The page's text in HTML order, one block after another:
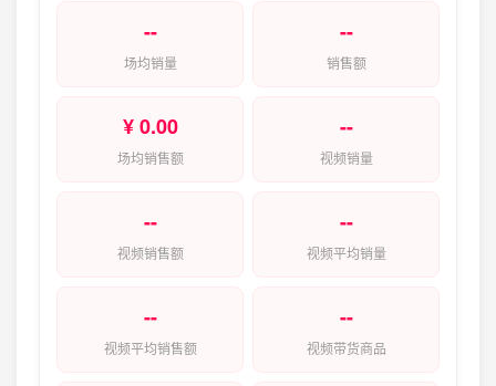
--
场均销量
--
销售额
¥ 0.00
场均销售额
--
视频销量
--
视频销售额
--
视频平均销量
--
视频平均销售额
--
视频带货商品